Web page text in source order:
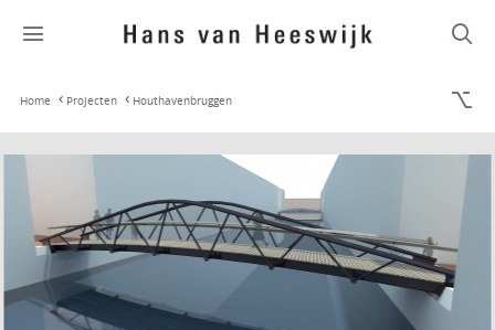
Home Projecten Houthavenbruggen